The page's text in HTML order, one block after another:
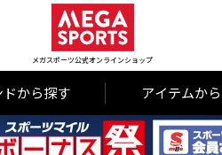
メガスポーツ公式オンラインショップ
ドから探す アイテムか